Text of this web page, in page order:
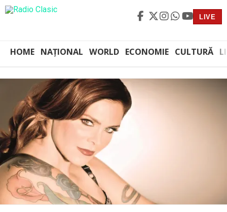
LIVE
HOME NAȚIONAL WORLD ECONOMIE CULTURĂ